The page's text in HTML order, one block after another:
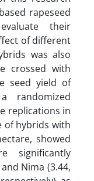
rapeseed
their
of different
was also
crossed with
seed yield of
randomized
replications in
of hybrids with
showed
significantly
Nima (3.44,